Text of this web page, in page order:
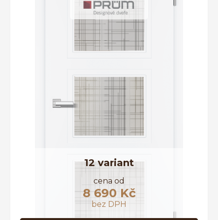
INTERIÉROVÉ DVEŘE
JEDNOKŘÍDLÉ DVEŘE
CELOSKLENĚNÉ DVEŘE
POSUVNÉ DVEŘE
KLIKY A KOVÁNÍ
12 variant
cena od
8 690 Kč
bez DPH